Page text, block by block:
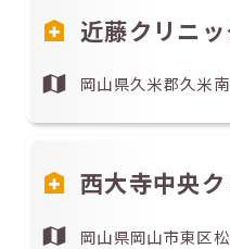
近藤クリニッ
岡山県久米郡久米
西大寺中央
岡山県岡山市東区